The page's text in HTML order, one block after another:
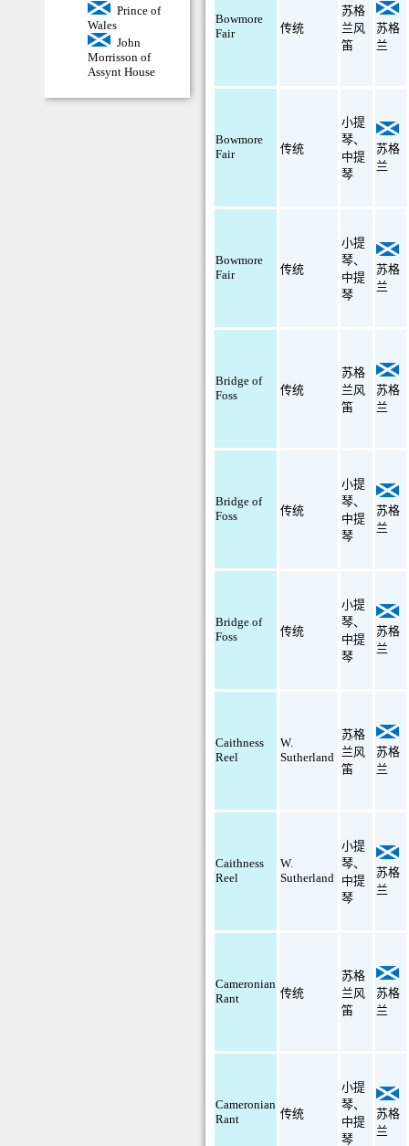
Prince of
Wales
John
Morrisson of
Assynt House
Bowmore
Fair
传统
苏格
兰风
笛
苏格
兰
Bowmore
Fair
传统
小提
琴、
中提
琴
苏格
兰
Bowmore
Fair
传统
小提
琴、
中提
琴
苏格
兰
Bridge of
Foss
传统
苏格
兰风
笛
苏格
兰
Bridge of
Foss
传统
小提
琴、
中提
琴
苏格
兰
Bridge of
Foss
传统
小提
琴、
中提
琴
苏格
兰
Caithness
Reel
W.
Sutherland
苏格
兰风
笛
苏格
兰
Caithness
Reel
W.
Sutherland
小提
琴、
中提
琴
苏格
兰
Cameronian
Rant
传统
苏格
兰风
笛
苏格
兰
Cameronian
Rant
传统
小提
琴、
中提
琴
苏格
兰